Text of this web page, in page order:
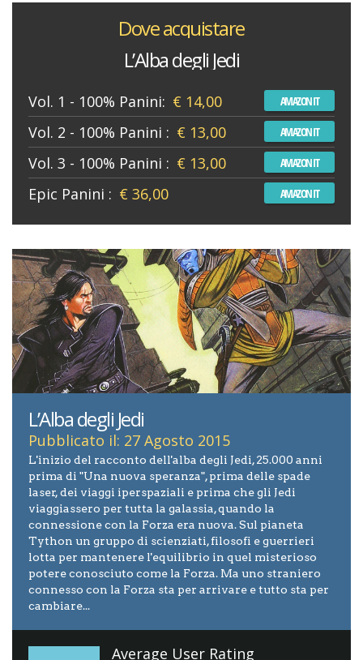
Dove acquistare
L’Alba degli Jedi
Vol. 1 - 100% Panini: € 14,00 AMAZON IT
Vol. 2 - 100% Panini : € 13,00 AMAZON IT
Vol. 3 - 100% Panini : € 13,00 AMAZON IT
Epic Panini : € 36,00 AMAZON IT
L’Alba degli Jedi
Pubblicato il: 27 Agosto 2015
L'inizio del racconto dell'alba degli Jedi, 25.000 anni
prima di "Una nuova speranza", prima delle spade
laser, dei viaggi iperspaziali e prima che gli Jedi
viaggiassero per tutta la galassia, quando la
connessione con la Forza era nuova. Sul pianeta
Tython un gruppo di scienziati, filosofi e guerrieri
lotta per mantenere l'equilibrio in quel misterioso
potere conosciuto come la Forza. Ma uno straniero
connesso con la Forza sta per arrivare e tutto sta per
cambiare...
Average User Rating